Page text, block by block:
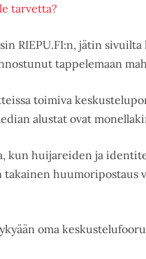
tarvetta?
RIEPU.FI:n, jätin
tappelemaan
toimiva
alustat ovat
kun huijareiden ja
huumoripostaus
oma